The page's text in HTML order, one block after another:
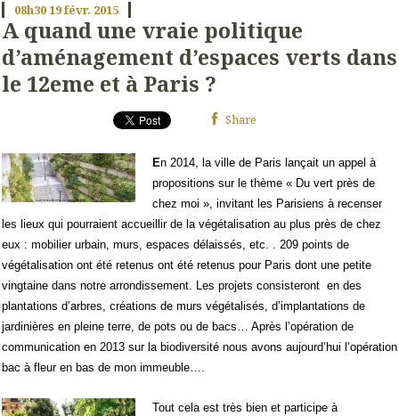
08h3019févr. 2015
A quand une vraie politique
d’aménagement d’espaces verts dans
le 12eme et à Paris ?
Share
En 2014, la ville de Paris lançait un appel à
propositions sur le thème « Du vert près de
chez moi », invitant les Parisiens à recenser
les lieux qui pourraient accueillir de la végétalisation au plus près de chez
eux : mobilier urbain, murs, espaces délaissés, etc. . 209 points de
végétalisation ont été retenus ont été retenus pour Paris dont une petite
vingtaine dans notre arrondissement. Les projets consisteront en des
plantations d’arbres, créations de murs végétalisés, d’implantations de
jardinières en pleine terre, de pots ou de bacs… Après l’opération de
communication en 2013 sur la biodiversité nous avons aujourd’hui l’opération
bac à fleur en bas de mon immeuble….
Tout cela est très bien et participe à